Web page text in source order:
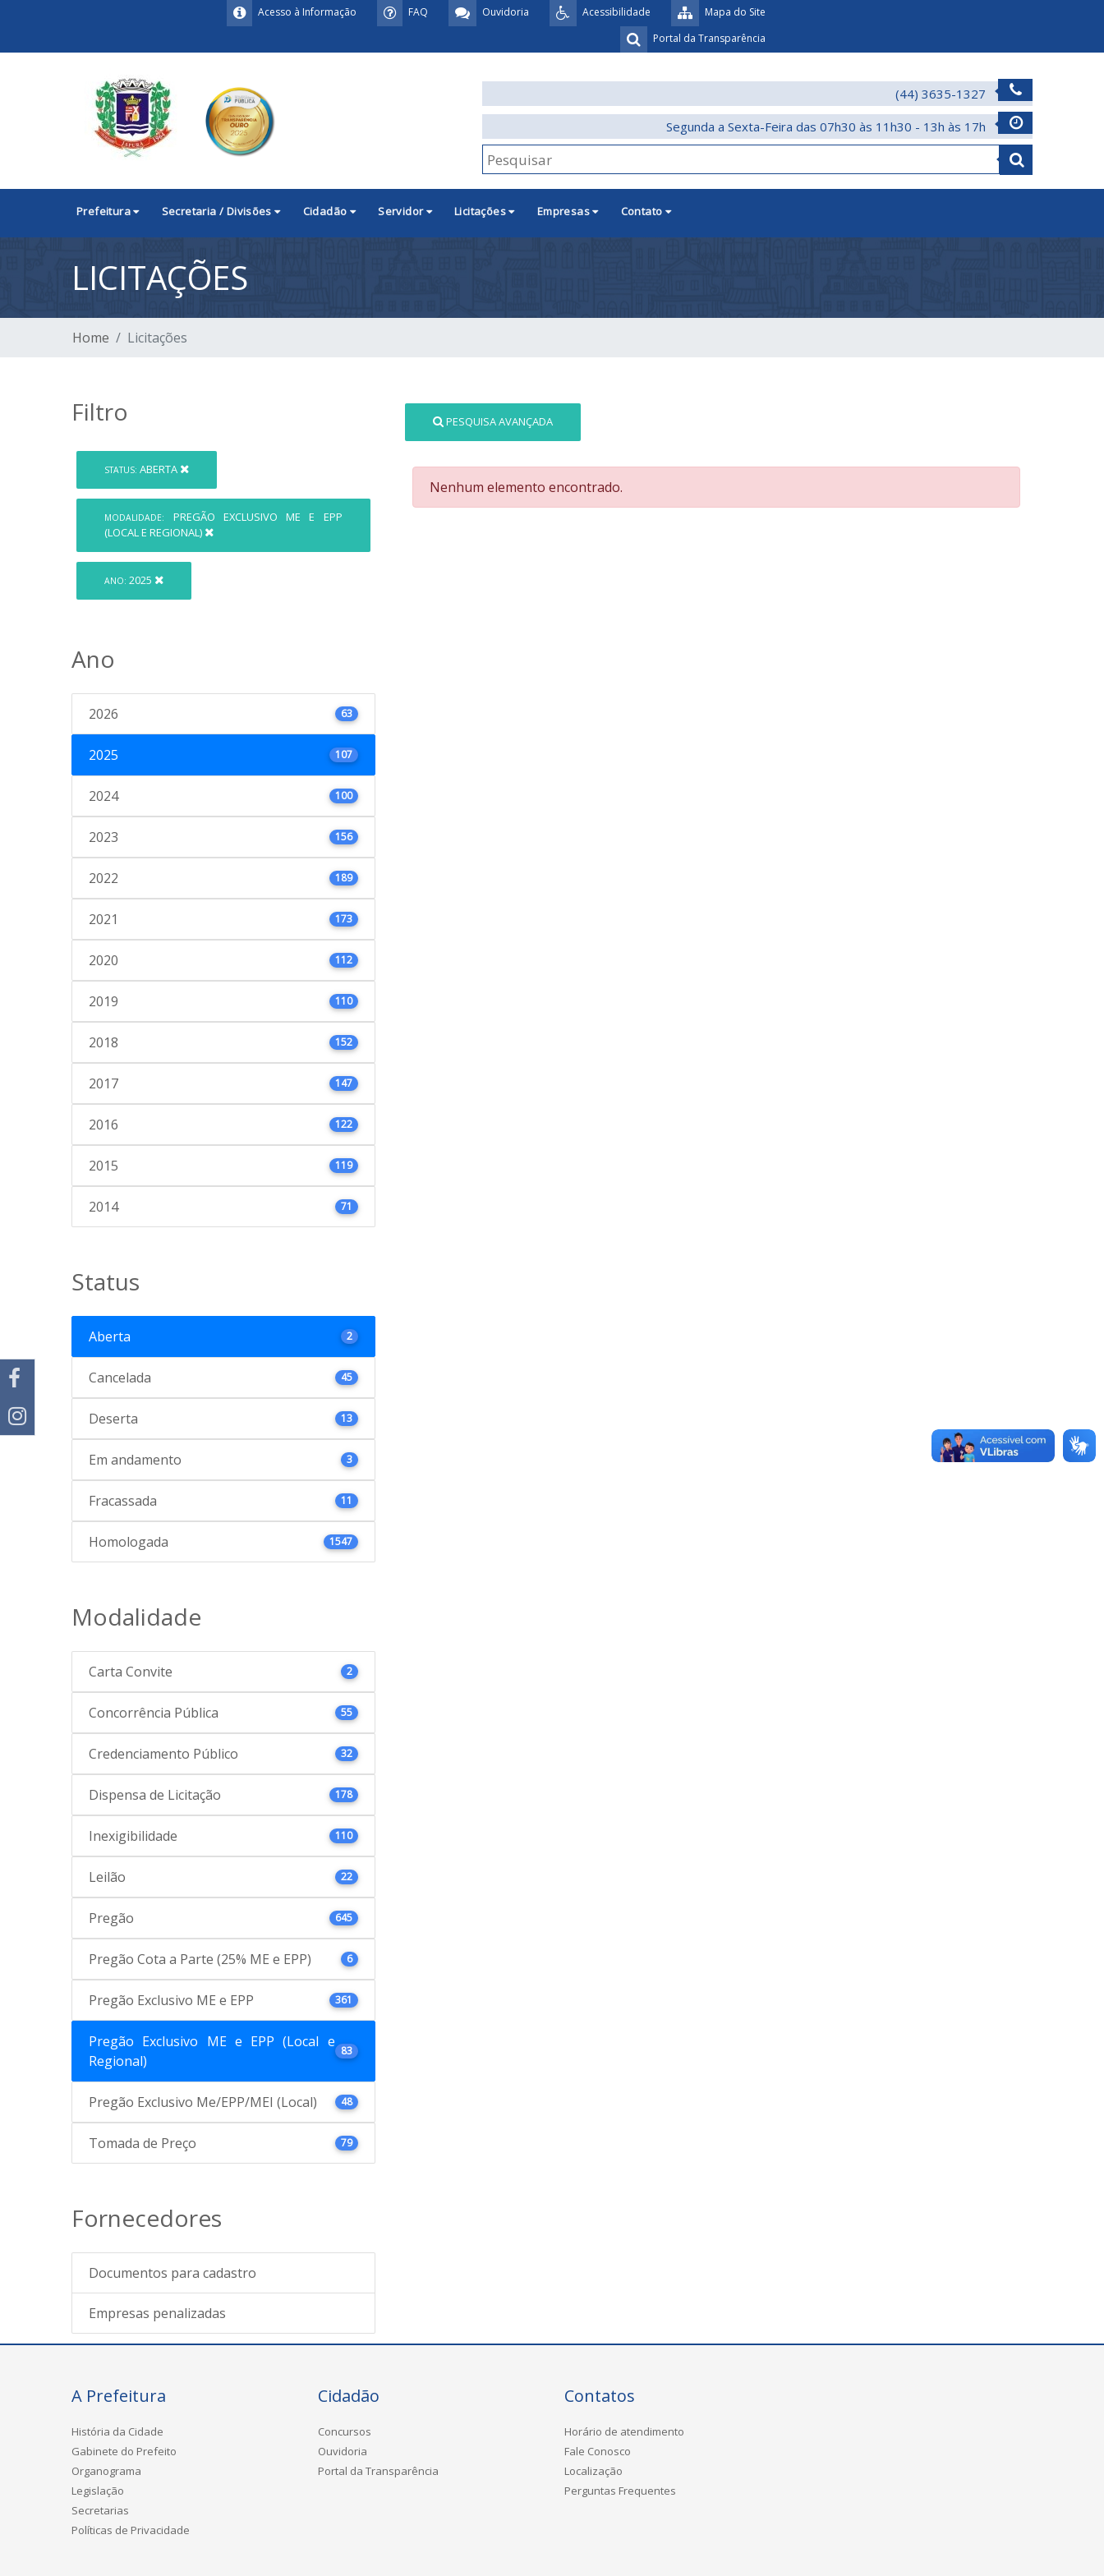
Mapa do Site
Acessibilidade
Ouvidoria
FAQ
Acesso à Informação
Portal da Transparência
(44) 3635-1327
Segunda a Sexta-Feira das 07h30 às 11h30 - 13h às 17h
Prefeitura Secretaria / Divisões Cidadão Servidor Licitações Empresas Contato
LICITAÇÕES
Home Licitações
Filtro
STATUS: ABERTA
MODALIDADE:
PREGÃO EXCLUSIVO ME E EPP
(LOCAL E REGIONAL)
ANO: 2025
Ano
2026 63
2025 107
2024 100
2023 156
2022 189
2021 173
2020 112
2019 110
2018 152
2017 147
2016 122
2015 119
2014 71
Status
Aberta 2
Cancelada 45
Deserta 13
Em andamento 3
Fracassada 11
Homologada 1547
Modalidade
Carta Convite 2
Concorrência Pública 55
Credenciamento Público 32
Dispensa de Licitação 178
Inexigibilidade 110
Leilão 22
Pregão 645
Pregão Cota a Parte (25% ME e EPP) 6
Pregão Exclusivo ME e EPP 361
Pregão Exclusivo ME e EPP (Local e
Regional)
83
Pregão Exclusivo Me/EPP/MEI (Local) 48
Tomada de Preço 79
Fornecedores
Documentos para cadastro
Empresas penalizadas
PESQUISA AVANÇADA
Nenhum elemento encontrado.
A Prefeitura
História da Cidade
Gabinete do Prefeito
Organograma
Legislação
Secretarias
Políticas de Privacidade
Cidadão
Concursos
Ouvidoria
Portal da Transparência
Contatos
Horário de atendimento
Fale Conosco
Localização
Perguntas Frequentes